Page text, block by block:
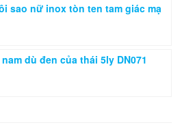
sao nữ inox tòn ten tam giác mạ
dù đen của thái 5ly DN071